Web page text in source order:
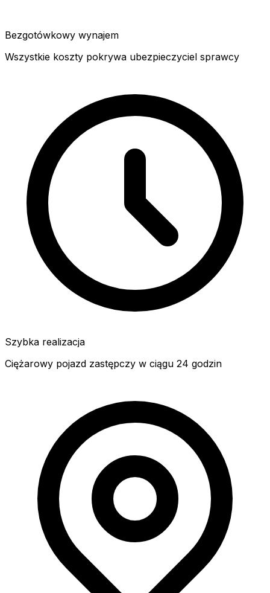
Bezgotówkowy wynajem
Wszystkie koszty pokrywa ubezpieczyciel sprawcy
Szybka realizacja
Ciężarowy pojazd zastępczy w ciągu 24 godzin